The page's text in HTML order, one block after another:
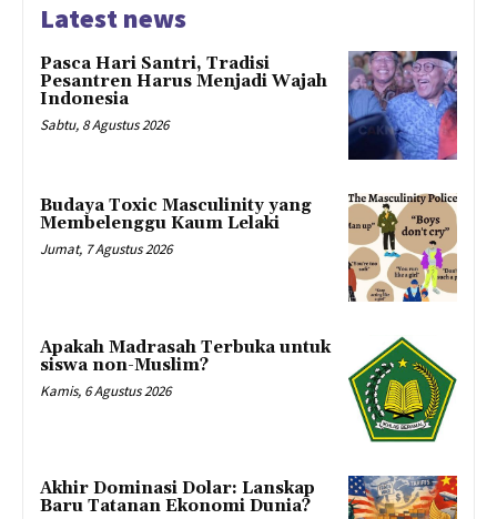
Latest news
Pasca Hari Santri, Tradisi
Pesantren Harus Menjadi Wajah
Indonesia
Sabtu, 8 Agustus 2026
Budaya Toxic Masculinity yang
Membelenggu Kaum Lelaki
Jumat, 7 Agustus 2026
Apakah Madrasah Terbuka untuk
siswa non-Muslim?
Kamis, 6 Agustus 2026
Akhir Dominasi Dolar: Lanskap
Baru Tatanan Ekonomi Dunia?